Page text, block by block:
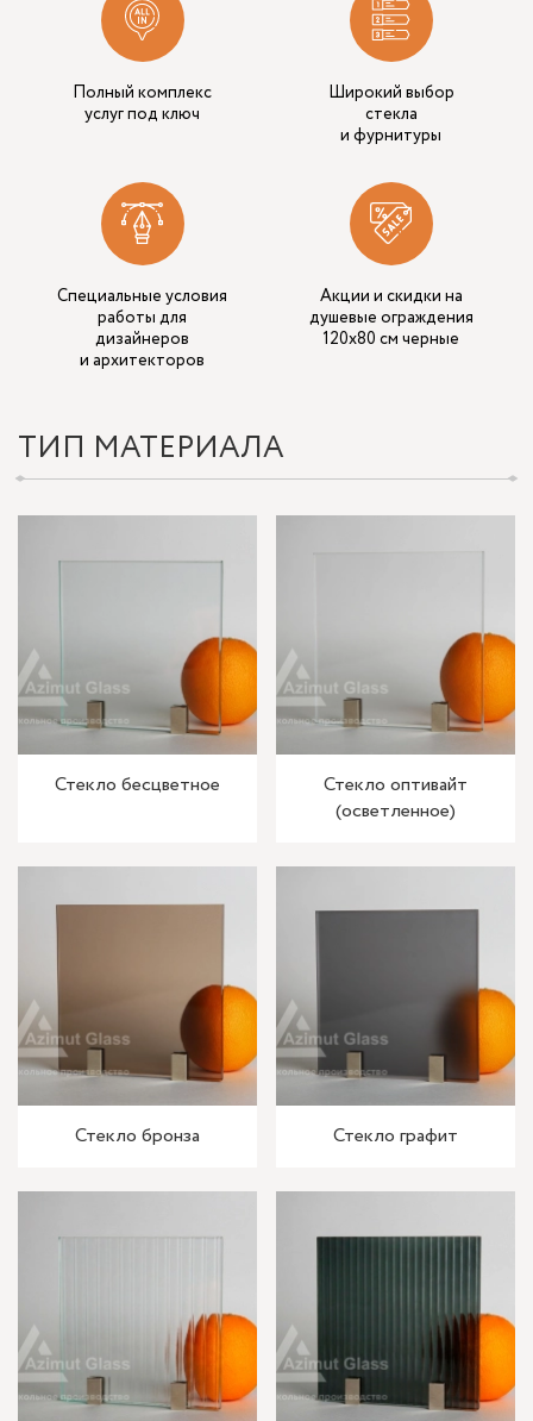
Полный комплекс
услуг под ключ
Широкий выбор
стекла
и фурнитуры
Специальные условия
работы для
дизайнеров
и архитекторов
Акции и скидки на
душевые ограждения
120х80 см черные
ТИП МАТЕРИАЛА
Стекло бесцветное
Стекло оптивайт
(осветленное)
Стекло бронза Стекло графит